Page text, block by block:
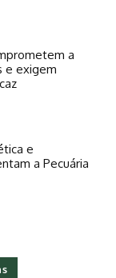
a
e exigem
e
a Pecuária